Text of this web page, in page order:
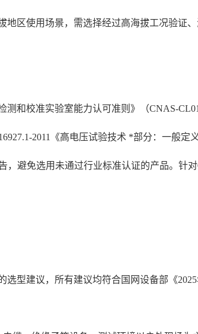
区使用场景，需选择经过高海拔工况验证
和校准实验室能力认可准则》（CNAS-
2011《高电压试验技术 *部分：一般定
，避免选用未通过行业标准认证的产品。针
型建议，所有建议均符合国网设备部《